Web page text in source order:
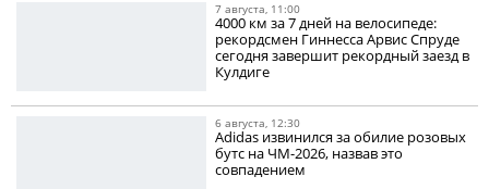
7 августа, 11:00
4000 км за 7 дней на велосипеде:
рекордсмен Гиннесса Арвис Спруде
сегодня завершит рекордный заезд в
Кулдиге
6 августа, 12:30
Adidas извинился за обилие розовых
бутс на ЧМ-2026, назвав это
совпадением